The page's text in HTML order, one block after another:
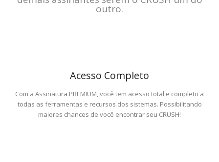
outro.
Acesso Completo
Com a Assinatura PREMIUM, você tem acesso total e completo a
todas as ferramentas e recursos dos sistemas. Possibilitando
maiores chances de você encontrar seu CRUSH!